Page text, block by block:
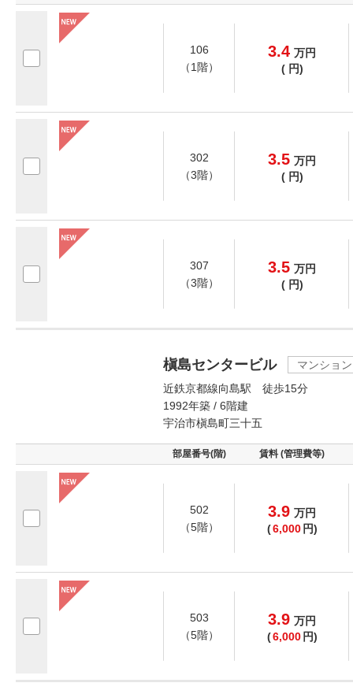
106
（1階）
3.4 万円
( 円)
302
（3階）
3.5 万円
( 円)
307
（3階）
3.5 万円
( 円)
槇島センタービル
マンション
近鉄京都線向島駅 徒歩15分
1992年築 / 6階建
宇治市槇島町三十五
部屋番号(階) 賃料 (管理費等)
502
（5階）
3.9 万円
(6,000 円)
503
（5階）
3.9 万円
(6,000 円)